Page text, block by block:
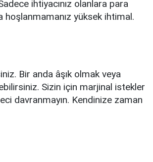
ihtiyacınız olanlara para
hoşlanmamanız yüksek ihtimal.
Bir anda âşık olmak veya
Sizin için marjinal istekler
davranmayın. Kendinize zaman